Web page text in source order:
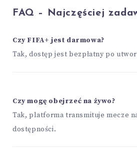
FAQ – Najczęściej
Czy FIFA+ jest darmowa?
Tak, dostęp jest bezpłatny po
Czy mogę obejrzeć na żywo?
Tak, platforma transmituje mecze
dostępności.